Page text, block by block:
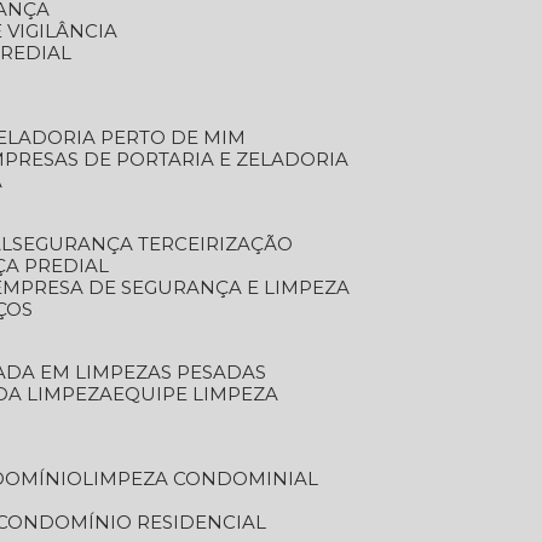
VIGILÂNCIA
PERTO DE MIM
DE PORTARIA E ZELADORIA
SEGURANÇA TERCEIRIZAÇÃO
PREDIAL
EMPRESA DE SEGURANÇA E LIMPEZA
EM LIMPEZAS PESADAS
LIMPEZA EQUIPE LIMPEZA
LIMPEZA CONDOMINIAL
RESIDENCIAL